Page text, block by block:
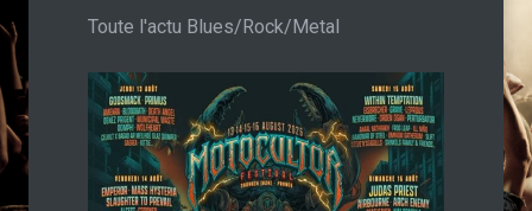
Toute l'actu Blues/Rock/Metal